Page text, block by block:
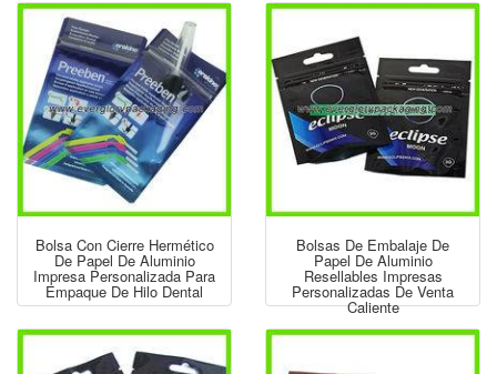
Bolsa Con Cierre Hermético
De Papel De Aluminio
Impresa Personalizada Para
Empaque De Hilo Dental
Bolsas De Embalaje De
Papel De Aluminio
Resellables Impresas
Personalizadas De Venta
Caliente